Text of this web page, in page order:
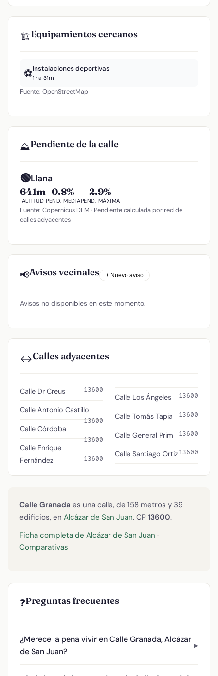
🏗️Equipamientos cercanos
⚽Instalaciones deportivas
1 · a 31m
Fuente: OpenStreetMap
⛰️Pendiente de la calle
🟢Llana
641m
ALTITUD
0.8%
PEND. MEDIA
2.9%
PEND. MÁXIMA
Fuente: Copernicus DEM · Pendiente calculada por red de
calles adyacentes
📢Avisos vecinales + Nuevo aviso
Avisos no disponibles en este momento.
↔️Calles adyacentes
Calle Dr Creus 13600
Calle Antonio Castillo
13600
Calle Córdoba
13600
Calle Enrique
Fernández
13600
Calle Los Ángeles 13600
Calle Tomás Tapia 13600
Calle General Prim 13600
Calle Santiago Ortiz13600
Calle Granada es una calle, de 158 metros y 39
edificios, en Alcázar de San Juan. CP 13600.
Ficha completa de Alcázar de San Juan ·
Comparativas
❓Preguntas frecuentes
¿Merece la pena vivir en Calle Granada, Alcázar
de San Juan?